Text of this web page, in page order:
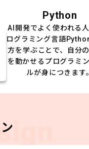
Python
AI開発でよく使われる
ログラミング言語
方を学ぶことで、自分
を動かせるプログラミ
ルが身につきます